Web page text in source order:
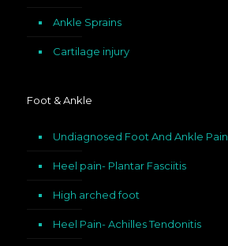
Ankle Sprains
Cartilage injury
Foot & Ankle
Undiagnosed Foot And Ankle Pain
Heel pain- Plantar Fasciitis
High arched foot
Heel Pain- Achilles Tendonitis